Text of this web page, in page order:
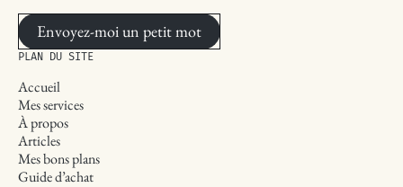
Envoyez-moi un petit mot
PLAN DU SITE
Accueil
Mes services
À propos
Articles
Mes bons plans
Guide d’achat